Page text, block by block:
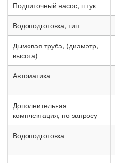
Подпиточный насос, штук
Водоподготовка, тип
Дымовая труба, (диаметр,
высота)
Автоматика
Дополнительная
комплектация, по запросу
Водоподготовка